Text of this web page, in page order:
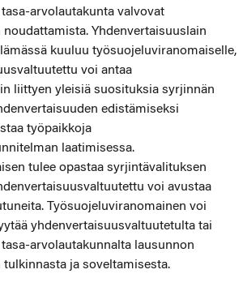
arvolautakunta valvovat
Yhdenvertaisuuslain
kuuluu työsuojeluviranomaiselle,
voi antaa
liittyen yleisiä suosituksia syrjinnän
edistämiseksi
työpaikkoja
laatimisessa.
tulee opastaa syrjintävalituksen
voi avustaa
Työsuojeluviranomainen voi
yhdenvertaisuusvaltuutetulta tai
arvolautakunnalta lausunnon
ja soveltamisesta.